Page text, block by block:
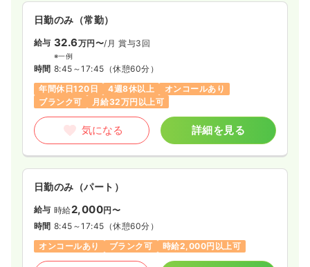
て地域の方々をサポートしたい方にオススメの施設です。
日勤のみ（常勤）
給与 32.6万円〜/月 賞与3回
※一例
時間 8:45～17:45 （休憩60分）
年間休日120日
4週8休以上
オンコールあり
ブランク可
月給32万円以上可
気になる 詳細を見る
日勤のみ（パート）
給与 時給2,000円〜
時間 8:45～17:45 （休憩60分）
オンコールあり
ブランク可 時給2,000円以上可